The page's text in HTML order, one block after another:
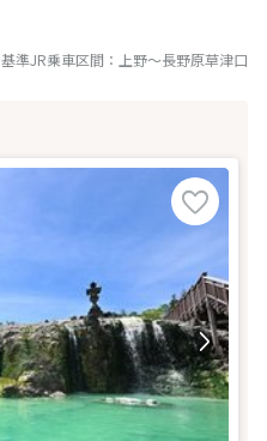
基準JR乗車区間： 上野～長野原草津口